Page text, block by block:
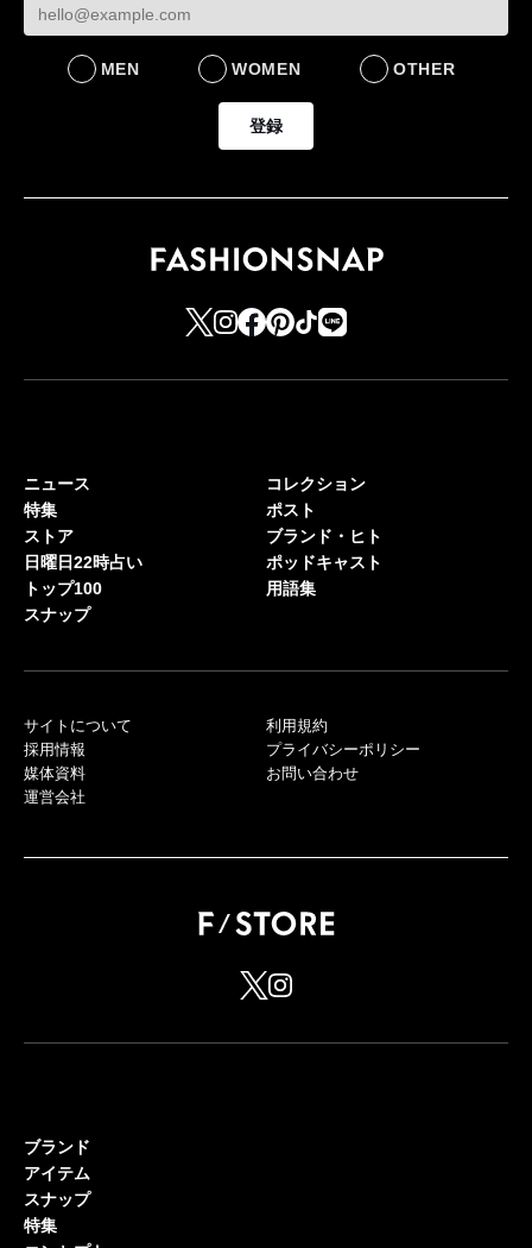
MEN WOMEN OTHER
登録
ニュース
特集
ストア
日曜日22時占い
トップ100
スナップ
コレクション
ポスト
ブランド・ヒト
ポッドキャスト
用語集
サイトについて
採用情報
媒体資料
運営会社
利用規約
プライバシーポリシー
お問い合わせ
ブランド
アイテム
スナップ
特集